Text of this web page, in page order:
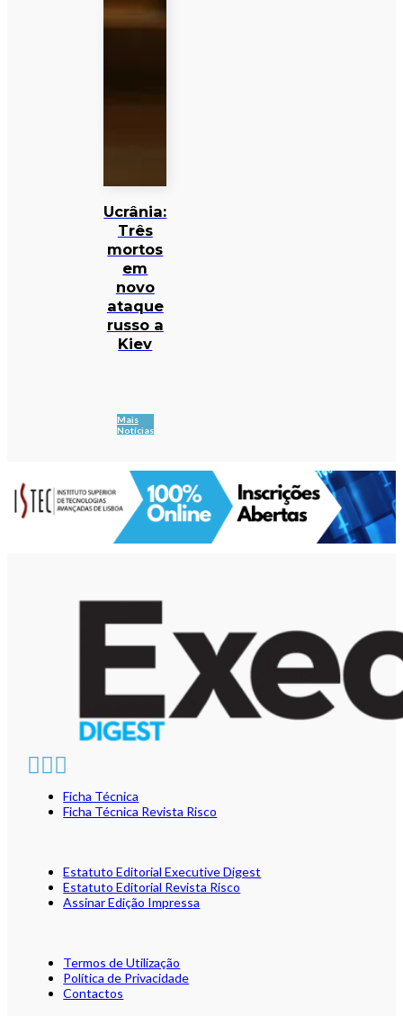
Ucrânia:
Três
mortos
em
novo
ataque
russo a
Kiev
Mais
Notícias
Ficha Técnica
Ficha Técnica Revista Risco
Estatuto Editorial Executive Digest
Estatuto Editorial Revista Risco
Assinar Edição Impressa
Termos de Utilização
Política de Privacidade
Contactos